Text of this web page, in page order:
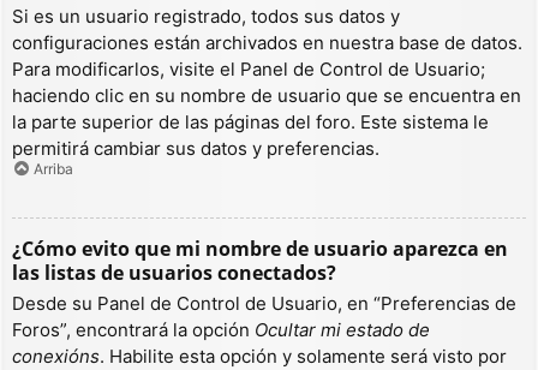
Si es un usuario registrado, todos sus datos y
configuraciones están archivados en nuestra base de datos.
Para modificarlos, visite el Panel de Control de Usuario;
haciendo clic en su nombre de usuario que se encuentra en
la parte superior de las páginas del foro. Este sistema le
permitirá cambiar sus datos y preferencias.
Arriba
¿Cómo evito que mi nombre de usuario aparezca en
las listas de usuarios conectados?
Desde su Panel de Control de Usuario, en “Preferencias de
Foros”, encontrará la opción Ocultar mi estado de
conexións. Habilite esta opción y solamente será visto por